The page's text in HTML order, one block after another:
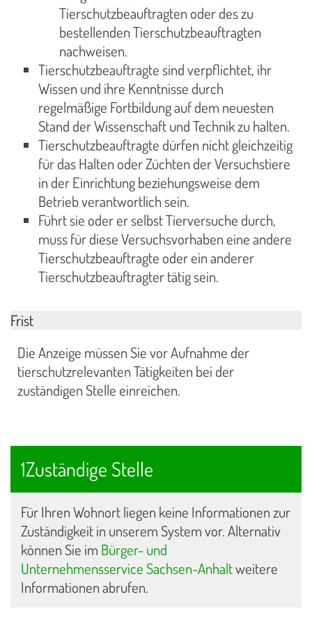
Tierschutzbeauftragten oder des zu
bestellenden Tierschutzbeauftragten
nachweisen.
Tierschutzbeauftragte sind verpflichtet, ihr
Wissen und ihre Kenntnisse durch
regelmäßige Fortbildung auf dem neuesten
Stand der Wissenschaft und Technik zu halten.
Tierschutzbeauftragte dürfen nicht gleichzeitig
für das Halten oder Züchten der Versuchstiere
in der Einrichtung beziehungsweise dem
Betrieb verantwortlich sein.
Führt sie oder er selbst Tierversuche durch,
muss für diese Versuchsvorhaben eine andere
Tierschutzbeauftragte oder ein anderer
Tierschutzbeauftragter tätig sein.
Frist
Die Anzeige müssen Sie vor Aufnahme der
tierschutzrelevanten Tätigkeiten bei der
zuständigen Stelle einreichen.
1Zuständige Stelle
Für Ihren Wohnort liegen keine Informationen zur
Zuständigkeit in unserem System vor. Alternativ
können Sie im Bürger- und
Unternehmensservice Sachsen-Anhaltweitere
Informationen abrufen.